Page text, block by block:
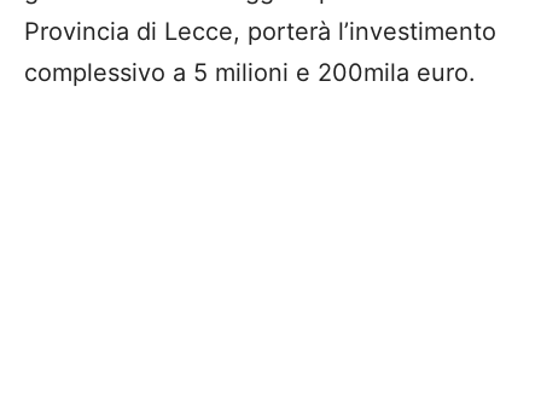
Provincia di Lecce, porterà l’investimento
complessivo a 5 milioni e 200mila euro.